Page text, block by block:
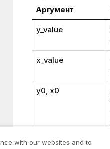
Аргумент
y_value
x_value
y0, x0
with our websites and to